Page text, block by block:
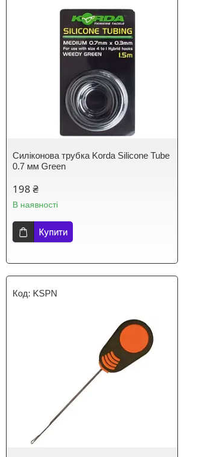
Силіконова трубка Korda Silicone Tube
0.7 мм Green
198 ₴
В наявності
Купити
KSPN